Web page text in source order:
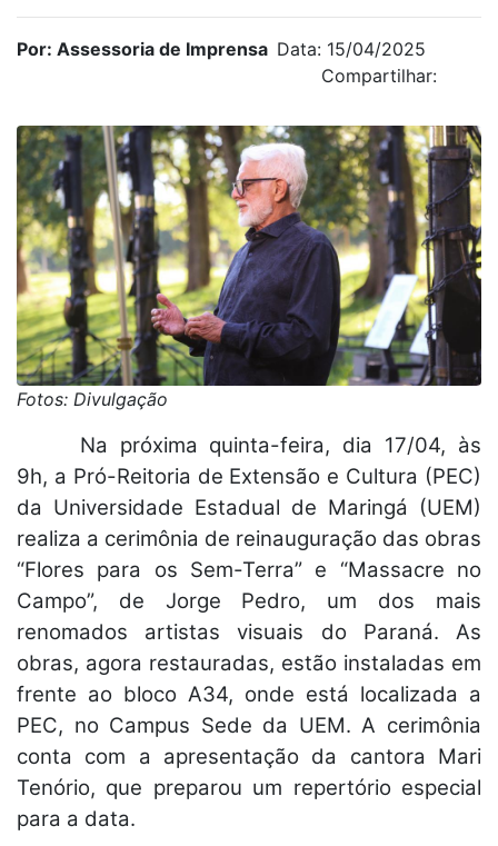
Por: Assessoria de Imprensa Data: 15/04/2025
Compartilhar:
Fotos: Divulgação
Na próxima quinta-feira, dia 17/04, às
9h, a Pró-Reitoria de Extensão e Cultura (PEC)
da Universidade Estadual de Maringá (UEM)
realiza a cerimônia de reinauguração das obras
“Flores para os Sem-Terra” e “Massacre no
Campo”, de Jorge Pedro, um dos mais
renomados artistas visuais do Paraná. As
obras, agora restauradas, estão instaladas em
frente ao bloco A34, onde está localizada a
PEC, no Campus Sede da UEM. A cerimônia
conta com a apresentação da cantora Mari
Tenório, que preparou um repertório especial
para a data.